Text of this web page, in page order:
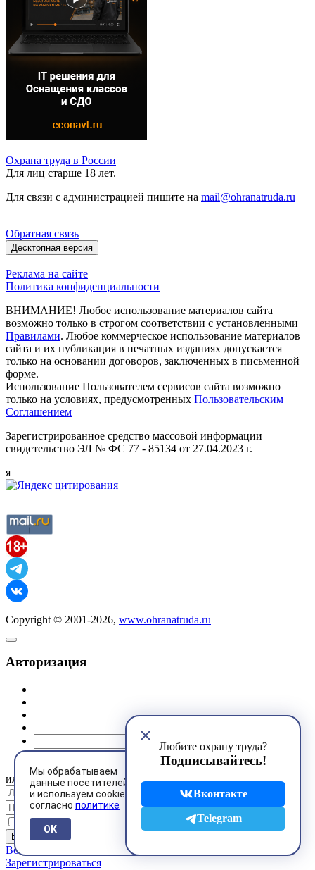
Мы обрабатываем
данные посетителей
и используем cookies
согласно политике
ОК
Любите охрану труда?
Подписывайтесь!
Вконтакте
Telegram
Охрана труда в России
Для лиц старше 18 лет.
Для связи с администрацией пишите на mail@ohranatruda.ru
Обратная связь
Десктопная версия
Реклама на сайте
Политика конфиденциальности
ВНИМАНИЕ! Любое использование материалов сайта
возможно только в строгом соответствии с установленными
Правилами. Любое коммерческое использование материалов
сайта и их публикация в печатных изданиях допускается
только на основании договоров, заключенных в письменной
форме.
Использование Пользователем сервисов сайта возможно
только на условиях, предусмотренных Пользовательским
Соглашением
Зарегистрированное средство массовой информации
свидетельство ЭЛ № ФС 77 - 85134 от 27.04.2023 г.
я
Copyright © 2001-2026, www.ohranatruda.ru
Авторизация
@mail.ru
или
Запомнить меня
Восстановить пароль
Зарегистрироваться